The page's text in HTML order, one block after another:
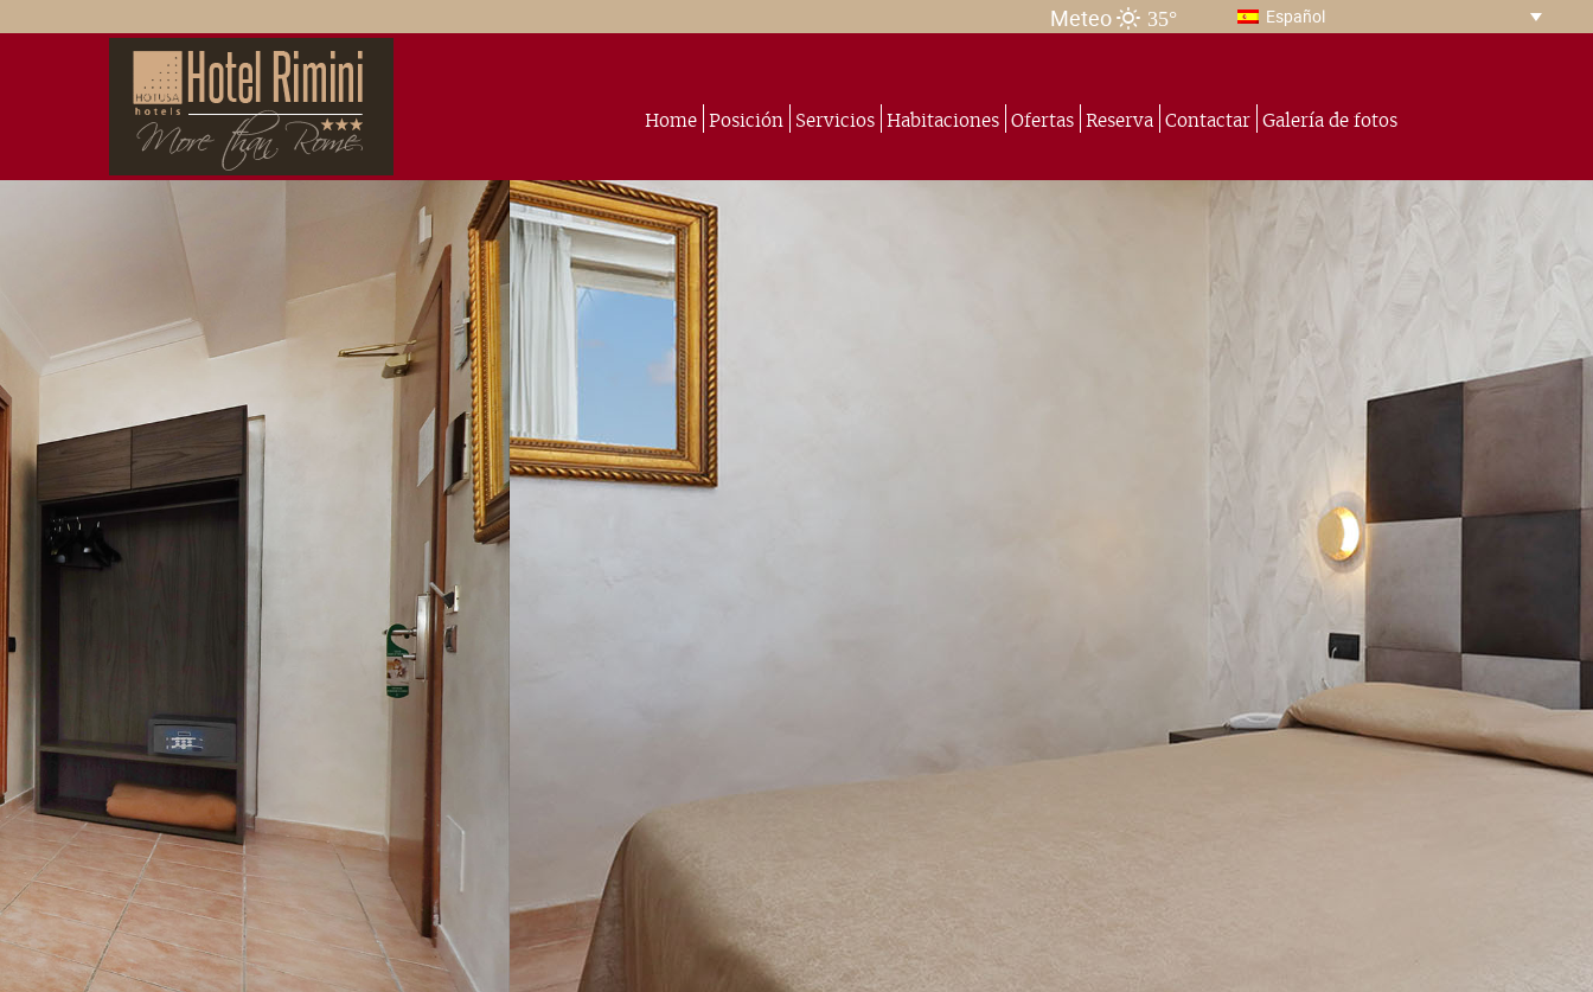
Meteo 35° Español
Home Posición Servicios Habitaciones Ofertas Reserva Contactar Galería de fotos